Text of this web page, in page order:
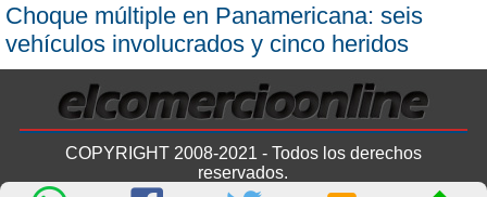
Choque múltiple en Panamericana: seis
vehículos involucrados y cinco heridos
COPYRIGHT 2008-2021 - Todos los derechos
reservados.